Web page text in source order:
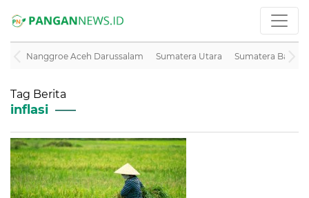
Nanggroe Aceh Darussalam Sumatera Utara Sumatera Barat
Tag Berita
inflasi